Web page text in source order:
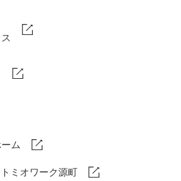
ム
ミオワーク源町